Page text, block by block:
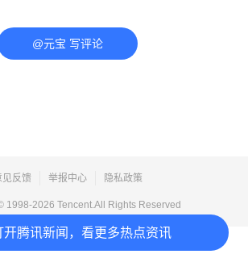
开腾讯新闻，看更多热点资讯
@元宝 写评论
见反馈 举报中心 隐私政策
1998-2026 Tencent.All Rights Reserved